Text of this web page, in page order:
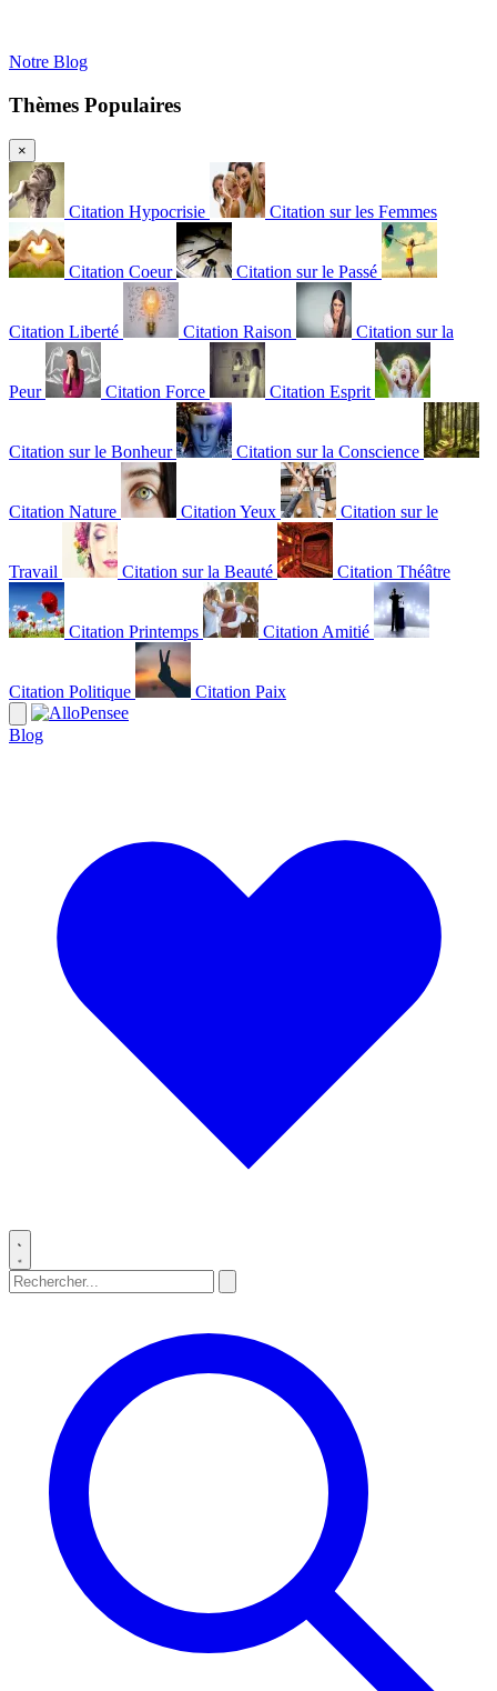
Notre Blog
Thèmes Populaires
×
Citation Hypocrisie Citation sur les Femmes
Citation Coeur Citation sur le Passé
Citation Liberté Citation Raison Citation sur la
Peur Citation Force Citation Esprit
Citation sur le Bonheur Citation sur la Conscience
Citation Nature Citation Yeux Citation sur le
Travail Citation sur la Beauté Citation Théâtre
Citation Printemps Citation Amitié
Citation Politique Citation Paix
Blog